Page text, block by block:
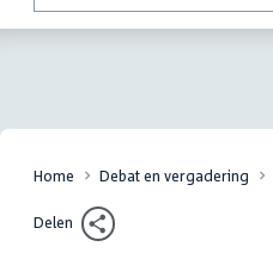
Home Debat en vergadering
Delen